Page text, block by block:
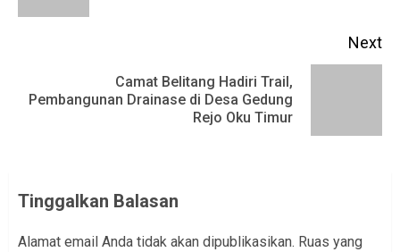
Next
Next
Camat Belitang Hadiri Trail,
Pembangunan Drainase di Desa Gedung
Rejo Oku Timur
Tinggalkan Balasan
Alamat email Anda tidak akan dipublikasikan. Ruas yang